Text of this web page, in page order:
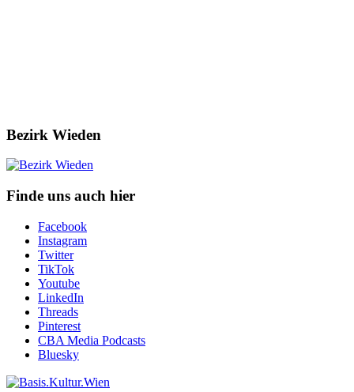
Bezirk Wieden
Finde uns auch hier
Facebook
Instagram
Twitter
TikTok
Youtube
LinkedIn
Threads
Pinterest
CBA Media Podcasts
Bluesky